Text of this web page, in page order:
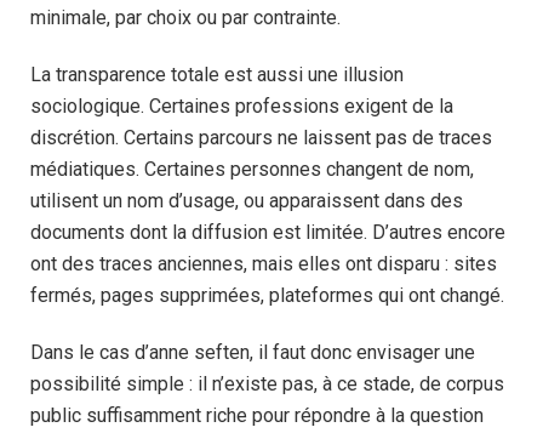
minimale, par choix ou par contrainte.
La transparence totale est aussi une illusion
sociologique. Certaines professions exigent de la
discrétion. Certains parcours ne laissent pas de traces
médiatiques. Certaines personnes changent de nom,
utilisent un nom d’usage, ou apparaissent dans des
documents dont la diffusion est limitée. D’autres encore
ont des traces anciennes, mais elles ont disparu : sites
fermés, pages supprimées, plateformes qui ont changé.
Dans le cas d’anne seften, il faut donc envisager une
possibilité simple : il n’existe pas, à ce stade, de corpus
public suffisamment riche pour répondre à la question